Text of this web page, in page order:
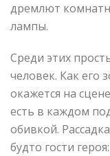
дремлют
лампы.
Среди этих
человек. Как его
окажется на
есть в каждом
обивкой.
будто гости